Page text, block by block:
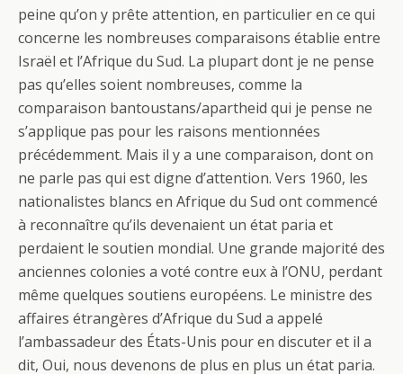
peine qu’on y prête attention, en particulier en ce qui
concerne les nombreuses comparaisons établie entre
Israël et l’Afrique du Sud. La plupart dont je ne pense
pas qu’elles soient nombreuses, comme la
comparaison bantoustans/apartheid qui je pense ne
s’applique pas pour les raisons mentionnées
précédemment. Mais il y a une comparaison, dont on
ne parle pas qui est digne d’attention. Vers 1960, les
nationalistes blancs en Afrique du Sud ont commencé
à reconnaître qu’ils devenaient un état paria et
perdaient le soutien mondial. Une grande majorité des
anciennes colonies a voté contre eux à l’ONU, perdant
même quelques soutiens européens. Le ministre des
affaires étrangères d’Afrique du Sud a appelé
l’ambassadeur des États-Unis pour en discuter et il a
dit, Oui, nous devenons de plus en plus un état paria.